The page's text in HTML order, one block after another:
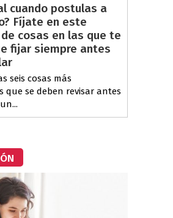
cuando postulas a
Fíjate en este
cosas en las que te
fijar siempre antes
seis cosas más
que se deben revisar antes